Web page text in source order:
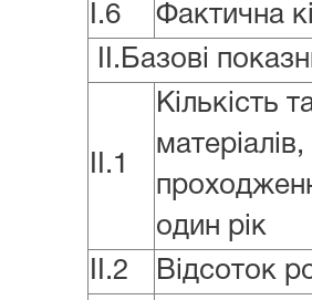
I.6
Фактична
II.Базові
II.1
Кількість
один рік
II.2
Відсоток